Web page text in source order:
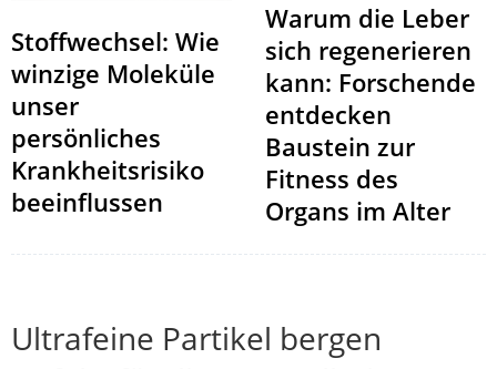
Stoffwechsel: Wie
winzige Moleküle
unser
persönliches
Krankheitsrisiko
beeinflussen
Warum die Leber
sich regenerieren
kann: Forschende
entdecken
Baustein zur
Fitness des
Organs im Alter
Ultrafeine Partikel bergen